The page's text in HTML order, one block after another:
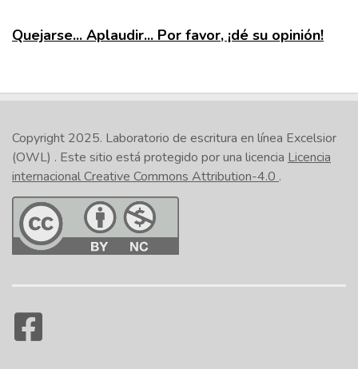
Quejarse... Aplaudir... Por favor, ¡dé su opinión!
Copyright 2025. Laboratorio de escritura en línea Excelsior
(OWL) . Este sitio está protegido por una licencia Licencia
internacional Creative Commons Attribution-4.0 .